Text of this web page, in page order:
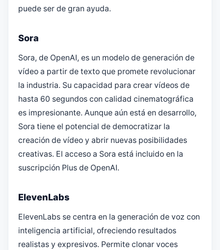
puede ser de gran ayuda.
Sora
Sora, de OpenAI, es un modelo de generación de
vídeo a partir de texto que promete revolucionar
la industria. Su capacidad para crear vídeos de
hasta 60 segundos con calidad cinematográfica
es impresionante. Aunque aún está en desarrollo,
Sora tiene el potencial de democratizar la
creación de vídeo y abrir nuevas posibilidades
creativas. El acceso a Sora está incluido en la
suscripción Plus de OpenAI.
ElevenLabs
ElevenLabs se centra en la generación de voz con
inteligencia artificial, ofreciendo resultados
realistas y expresivos. Permite clonar voces